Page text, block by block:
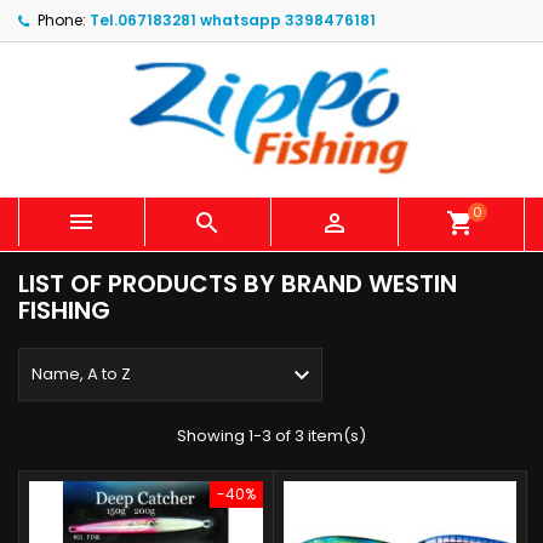
Phone: Tel.067183281 whatsapp 3398476181
   shopping_cart0
LIST OF PRODUCTS BY BRAND WESTIN
FISHING
Name, A to Z 
Showing 1-3 of 3 item(s)
-40%